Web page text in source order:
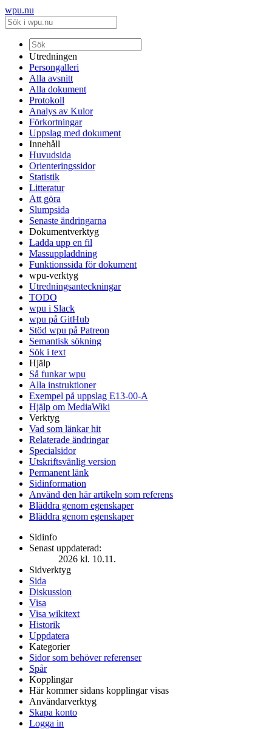
wpu.nu
Utredningen
Persongalleri
Alla avsnitt
Alla dokument
Protokoll
Analys av Kulor
Förkortningar
Uppslag med dokument
Innehåll
Huvudsida
Orienteringssidor
Statistik
Litteratur
Att göra
Slumpsida
Senaste ändringarna
Dokumentverktyg
Ladda upp en fil
Massuppladdning
Funktionssida för dokument
wpu-verktyg
Utredningsanteckningar
TODO
wpu i Slack
wpu på GitHub
Stöd wpu på Patreon
Semantisk sökning
Sök i text
Hjälp
Så funkar wpu
Alla instruktioner
Exempel på uppslag E13-00-A
Hjälp om MediaWiki
Verktyg
Vad som länkar hit
Relaterade ändringar
Specialsidor
Utskriftsvänlig version
Permanent länk
Sidinformation
Använd den här artikeln som referens
Bläddra genom egenskaper
Bläddra genom egenskaper
Sidinfo
Senast uppdaterad:
2026 kl. 10.11.
Sidverktyg
Sida
Diskussion
Visa
Visa wikitext
Historik
Uppdatera
Kategorier
Sidor som behöver referenser
Spår
Kopplingar
Här kommer sidans kopplingar visas
Användarverktyg
Skapa konto
Logga in